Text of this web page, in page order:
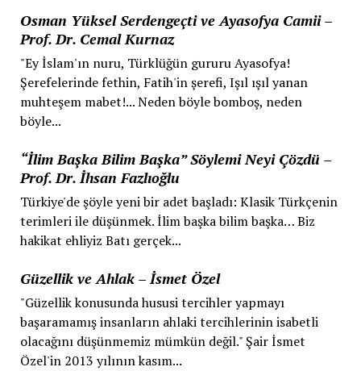
Osman Yüksel Serdengeçti ve Ayasofya Camii –
Prof. Dr. Cemal Kurnaz
"Ey İslam'ın nuru, Türklüğün gururu Ayasofya!
Şerefelerinde fethin, Fatih'in şerefi, Işıl ışıl yanan
muhteşem mabet!... Neden böyle bomboş, neden
böyle...
“İlim Başka Bilim Başka” Söylemi Neyi Çözdü –
Prof. Dr. İhsan Fazlıoğlu
Türkiye'de şöyle yeni bir adet başladı: Klasik Türkçenin
terimleri ile düşünmek. İlim başka bilim başka… Biz
hakikat ehliyiz Batı gerçek...
Güzellik ve Ahlak – İsmet Özel
"Güzellik konusunda hususi tercihler yapmayı
başaramamış insanların ahlaki tercihlerinin isabetli
olacağını düşünmemiz mümkün değil." Şair İsmet
Özel'in 2013 yılının kasım...